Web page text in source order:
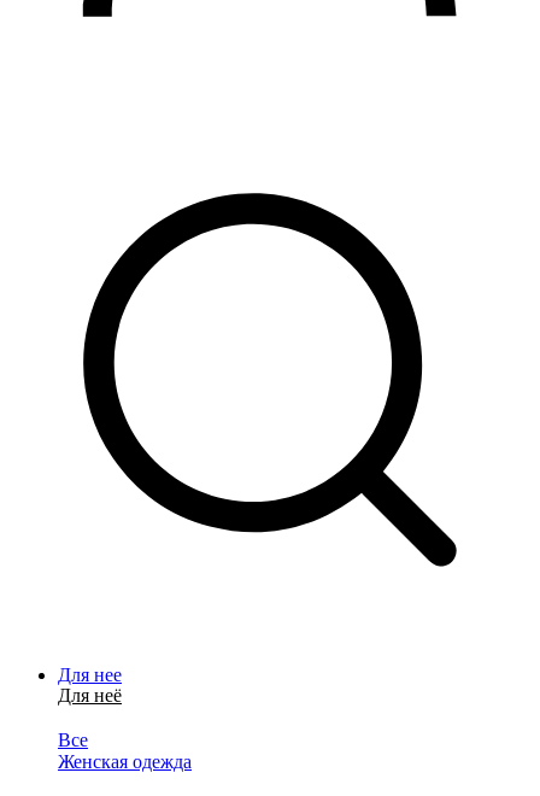
Для нее
Для неё
Все
Женская одежда